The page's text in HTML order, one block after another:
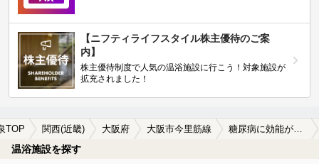
【ニフティライフスタイル株主優待のご案
内】
株主優待制度で人気の温浴施設に行こう！対象施設が
拡充されました！
TOP 関西(近畿) 大阪府 大阪市今里筋線 糖尿病に効能がある大阪市今里筋線周辺の温泉、日帰り温泉、スーパー銭湯を探す
温浴施設を探す